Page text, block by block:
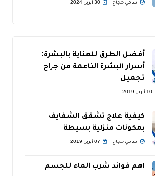
سامي حجاج 30 أبريل 2024
أفضل الطرق للعناية بالبشرة:
أسرار البشرة الناعمة من جراح
تجميل
10 أبريل 2019
كيفية علاج تشقق الشفايف
بمكونات منزلية بسيطة
سامي حجاج 07 أبريل 2019
اهم فوائد شرب الماء للجسم